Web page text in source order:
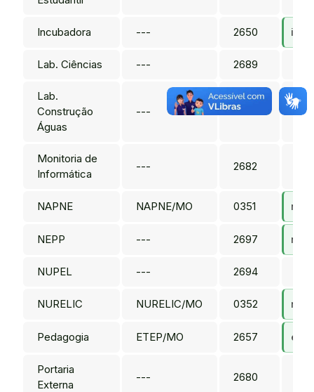
Incubadora --- 2650
Lab. Ciências --- 2689
Lab.
Construção
Águas
--- 2651 ---
Monitoria de
Informática
--- 2682
NAPNE NAPNE/MO 0351
NEPP --- 2697
NUPEL --- 2694
NURELIC NURELIC/MO 0352
Pedagogia ETEP/MO 2657
Portaria
Externa
--- 2680